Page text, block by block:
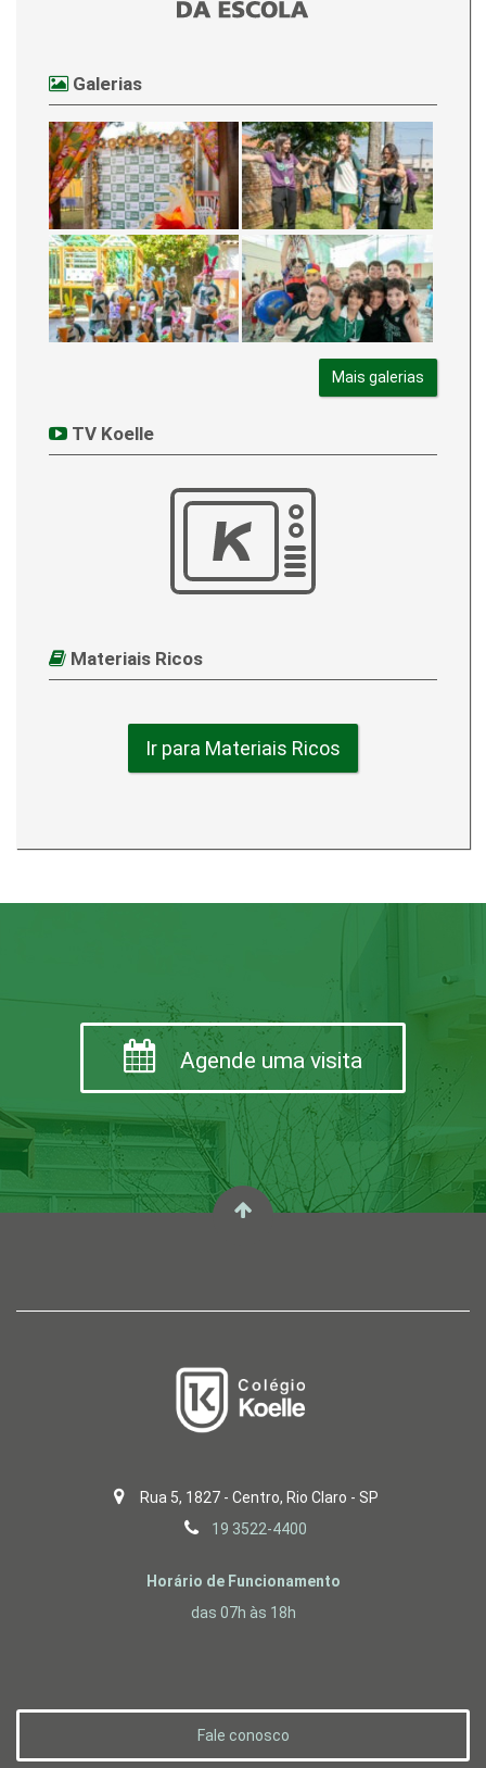
Galerias
Mais galerias
TV Koelle
Materiais Ricos
Ir para Materiais Ricos
Agende uma visita
Rua 5, 1827 - Centro, Rio Claro - SP
19 3522-4400
Horário de Funcionamento
das 07h às 18h
Fale conosco